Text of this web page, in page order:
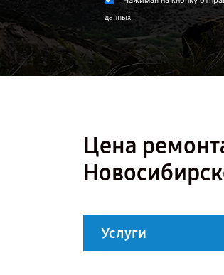
данных.
Цена
Услуги